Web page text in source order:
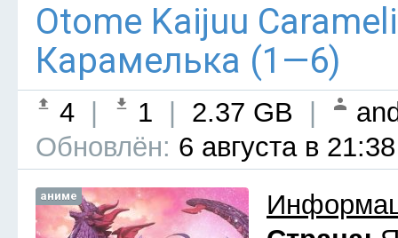
Otome Kaijuu
Карамелька (1—6)
4 1 2.37 GB
Обновлён: 6 августа в 21:38
аниме